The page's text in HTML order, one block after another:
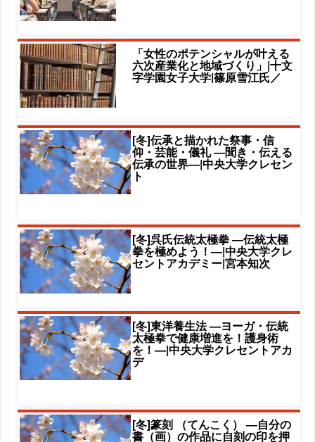
「女性のポテンシャルが叶える
六次産業化と地域づくり」|十文
字学園女子大学|篠原雪江氏／
[冬]伝承と描かれた祭事・信
仰・芸能・儀礼 ―聞き・伝える
伝承の世界―|中央大学クレセン
ト
[冬]呉氏伝統太極拳 ―伝統太極
拳を極めよう！―|中央大学クレ
セントアカデミー|宮本知次
[冬]東洋養生法 ―ヨーガ・伝統
太極拳で健康増進を！護身術
を！―|中央大学クレセントアカ
デ
[冬]篆刻 （てんこく） ―自分の
書（画）の作品に自刻の印を押